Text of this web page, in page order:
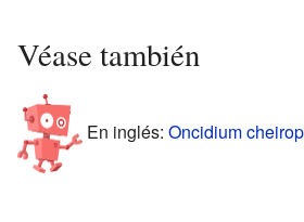
Véase también
En inglés: Oncidium